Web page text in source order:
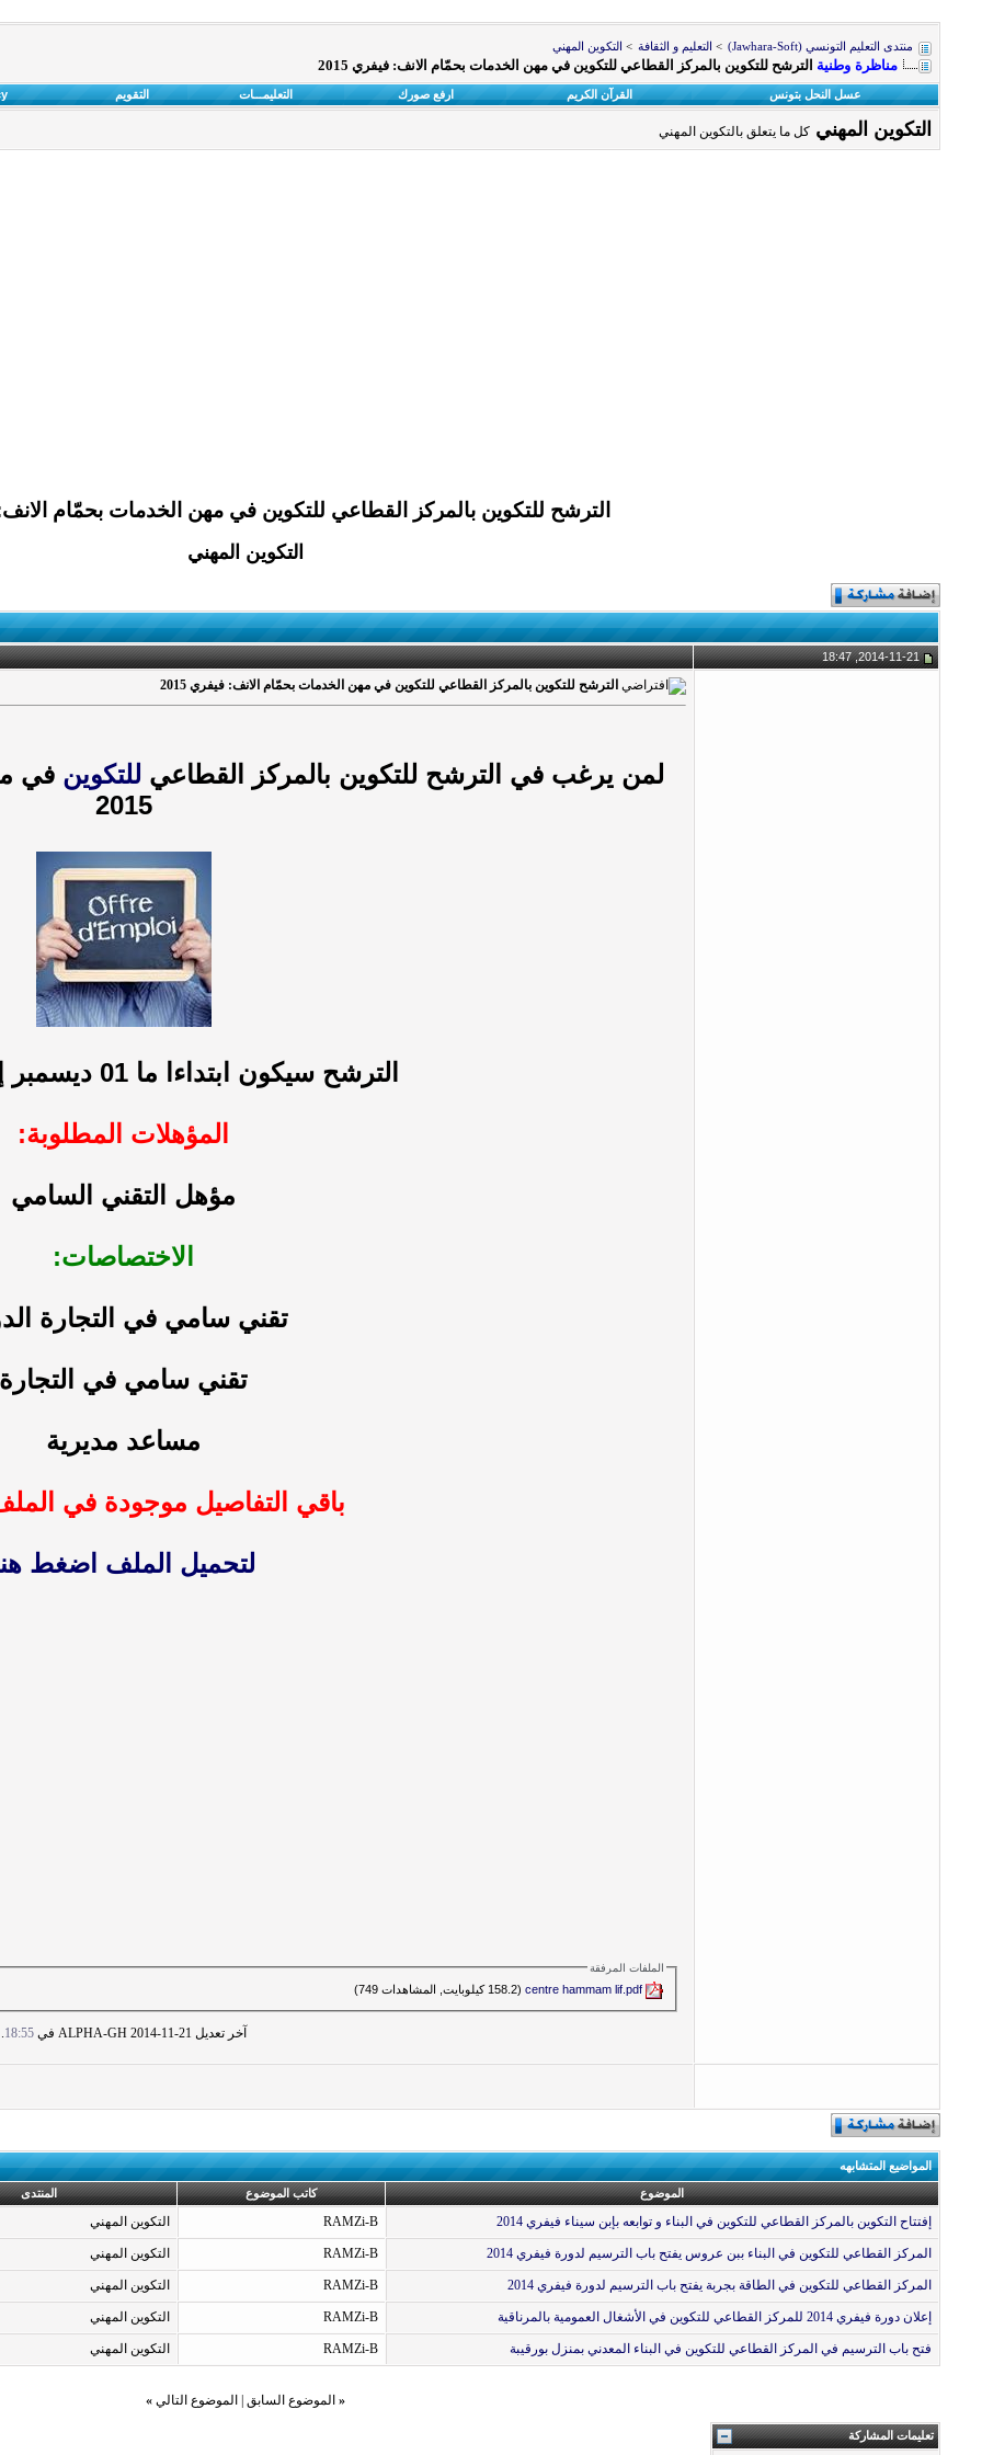
منتدى التعليم التونسي (Jawhara-Soft) > التعليم و الثقافة > التكوين المهني
مناظرة وطنية الترشح للتكوين بالمركز القطاعي للتكوين في مهن الخدمات بحمّام الانف: فيفري 2015
عسل النحل بتونس القرآن الكريم ارفع صورك التعليمـــات التقويم
التكوين المهني كل ما يتعلق بالتكوين المهني
الترشح للتكوين بالمركز القطاعي للتكوين في مهن الخدمات بحمّام الانف:
التكوين المهني
2014-11-21, 18:47
الترشح للتكوين بالمركز القطاعي للتكوين في مهن الخدمات بحمّام الانف: فيفري 2015
لمن يرغب في الترشح للتكوين بالمركز القطاعي للتكوين في
2015
الترشح سيكون ابتداءا ما 01 ديسمبر إلى آخر الشهر
المؤهلات المطلوبة:
مؤهل التقني السامي
الاختصاصات:
تقني سامي في التجارة
تقني سامي في التجارة
مساعد مديرية
باقي التفاصيل موجودة في
لتحميل الملف اضغط
الملفات المرفقة
centre hammam lif.pdf‏ (158.2 كيلوبايت, المشاهدات 749)
آخر تعديل ALPHA-GH 2014-11-21 في 18:55
المواضيع المتشابهه
الموضوع كاتب الموضوع المنتدى
إفتتاح التكوين بالمركز القطاعي للتكوين في البناء و توابعه بإبن سيناء فيفري 2014 RAMZi-B التكوين المهني
المركز القطاعي للتكوين في البناء ببن عروس يفتح باب الترسيم لدورة فيفري 2014 RAMZi-B التكوين المهني
المركز القطاعي للتكوين في الطاقة بجربة يفتح باب الترسيم لدورة فيفري 2014 RAMZi-B التكوين المهني
إعلان دورة فيفري 2014 للمركز القطاعي للتكوين في الأشغال العمومية بالمرناقية RAMZi-B التكوين المهني
فتح باب الترسيم في المركز القطاعي للتكوين في البناء المعدني بمنزل بورقيبة RAMZi-B التكوين المهني
« الموضوع السابق الموضوع التالي »
تعليمات المشاركة